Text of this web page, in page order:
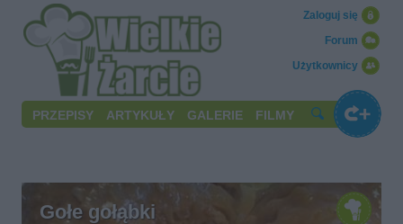
Użytkownicy
Forum
Zaloguj się
PRZEPISY ARTYKUŁY GALERIE FILMY
Gołe gołąbki